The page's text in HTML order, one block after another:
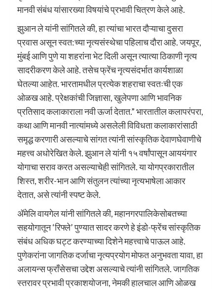
मानवी संबंध यांसारख्या विषयांचे प्रभावी चित्रण केले आहे.
झुआन ले यांनी सांगितले की, हा त्यांचा भारत दौऱ्याचा दुसरा
प्रवास असून स्वत:च्या नृत्यसंस्थेचा पहिलाच दौरा आहे. जयपूर,
मुंबई आणि पुणे या शहरांना भेट दिली असून त्यात्या ठिकाणी नृत्य
सादरीकरण केले आहे. तसेच फ्रेंच नृत्यसंदर्भात कार्यशाळा
घेतल्या आहेत. भारतामधील प्रत्येक शहराचा स्वतःची एक
ओळख आहे. प्रेक्षकांची जिज्ञासा, खुलेपणा आणि भावनिक
प्रतिसाद कलाकाराला नवी ऊर्जा देतात.” भारतातील कलापरंपरा,
कथा आणि मानवी नात्यांमध्ये असलेली विविधता कलाकारांसाठी
समृद्ध करणारी असल्याचे सांगत त्यांनी सांस्कृतिक देवाणघेवाणीचे
महत्त्व अधोरेखित केले. झुआन ले यांनी १५ वर्षांपासून आययंगार
योगाचा सराव करत असल्याचेही सांगितले. या योगप्रकारातील
शिस्त, शरीर-भान आणि संतुलन त्यांच्या नृत्यभाषेला आकार
देतात, असे त्यांनी स्पष्ट केले.
अ‍ॅमेलि वायगेल यांनी सांगितले की, महानगरपालिकेसोबतच्या
सहयोगातून ‘रिफ्ले’ पुण्यात सादर करणे हे इंडो-फ्रेंच सांस्कृतिक
संबंध अधिक घट्ट करण्याच्या दिशेने महत्त्वाचे पाऊल आहे.
पुणेकरांना जागतिक दर्जाचा नृत्यप्रयोग मोफत अनुभवता यावा, हा
अलायन्स फ्राँसेसचा उद्देश असल्याचे त्यांनी सांगितले. जागतिक
स्तरावर प्रभावी प्रकाशयोजना, नेमकी हालचाल आणि ओळख